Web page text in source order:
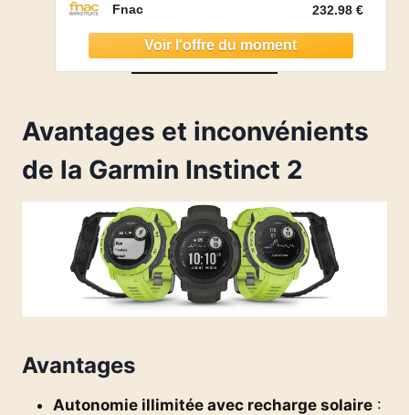
Fnac 232.98 €
Avantages et inconvénients
de la Garmin Instinct 2
Avantages
Autonomie illimitée avec recharge solaire :